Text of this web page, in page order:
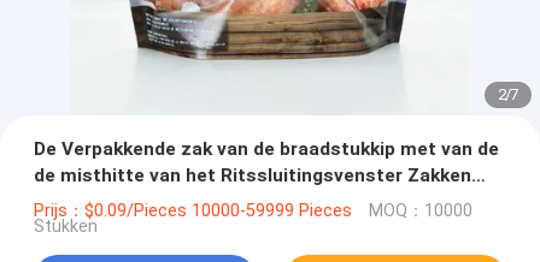
2/7
De Verpakkende zak van de braadstukkip met van de
de misthitte van het Ritssluitingsvenster Zakken
van de de Antibarrière de Roosterende kip
Prijs：$0.09/Pieces 10000-59999 Pieces MOQ：10000
Stukken